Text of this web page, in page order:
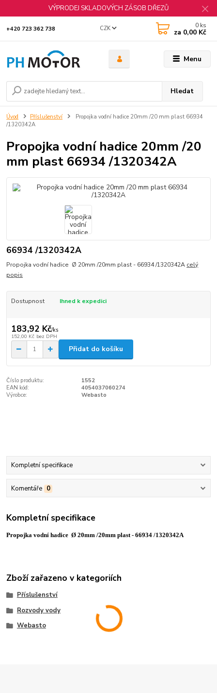
VÝPRODEJ SKLADOVÝCH ZÁSOB DŘEZŮ
Menu
CZK
Hledat
+420 723 362 738 0 ks
za 0,00 Kč
Úvod Příslušenství
Propojka vodní hadice 20mm /20 mm plast 66934
/1320342A
Propojka vodní hadice 20mm /20
mm plast 66934 /1320342A
66934 /1320342A
Propojka vodní hadice Ø 20mm /20mm plast - 66934 /1320342A celý
popis
Dostupnost Ihned k expedici
183,92 Kč/ks
152,00 Kč bez DPH
Přidat do košíku
Číslo produktu:
1552
EAN kód:
4054037060274
Výrobce:
Webasto
Kompletní specifikace
Komentáře 0
Kompletní specifikace
Propojka vodní hadice Ø 20mm /20mm plast - 66934 /1320342A
Zboží zařazeno v kategoriích
Příslušenství
Rozvody vody
Webasto